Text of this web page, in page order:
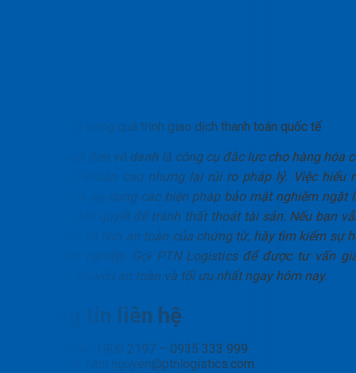
Rủi ro trong quá trình giao dịch thanh toán quốc tế
vận đơn vô danhlà công cụ đắc lực cho hàng hóa
tính thanh khoản cao nhưng lại rủi ro pháp lý. Việc hiểu
bản chất và áp dụng các biện pháp bảo mật nghiêm ngặt
điều kiện tiên quyết để tránh thất thoát tài sản. Nếu bạn
còn lo ngại về tính an toàn của chứng từ, hãy tìm kiếm sự
trợ chuyên nghiệp. Gọi PTN Logistics để được tư vấn
pháp vận chuyển an toàn và tối ưu nhất ngay hôm nay.
Thông tin liên hệ
Hotline: 1900 2197 – 0935 333 999
Email: nam.nguyen@ptnlogistics.com